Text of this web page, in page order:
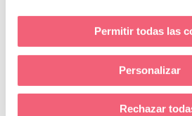
Permitir todas las
Personalizar
Rechazar